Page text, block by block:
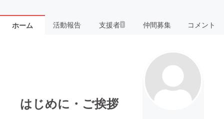
ホーム 活動報告 支援者 1 仲間募集 コメント
はじめに・ご挨拶